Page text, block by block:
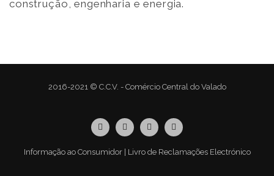
construção, engenharia e energia.
2016-2021 © C.C.V. - Comércio Central do Valado
Informação ao Consumidor| Livro de Reclamações Electrónico